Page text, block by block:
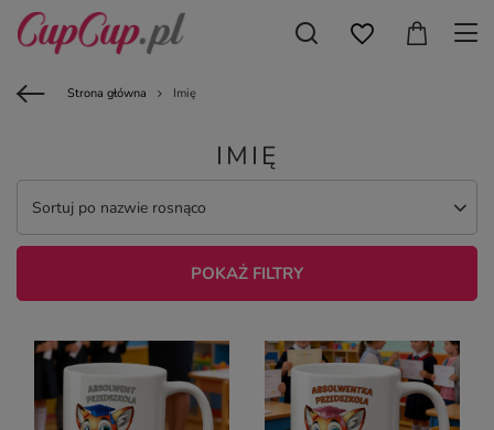
Strona główna Imię
IMIĘ
Sortuj po nazwie rosnąco
POKAŻ FILTRY